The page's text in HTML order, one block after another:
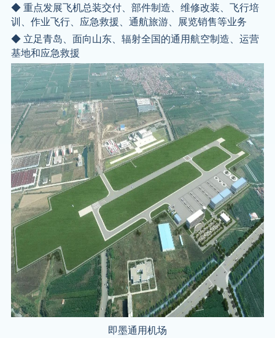
◆ 重点发展飞机总装交付、部件制造、维修改装、飞行培
训、作业飞行、应急救援、通航旅游、展览销售等业务
◆ 立足青岛、面向山东、辐射全国的通用航空制造、运营
基地和应急救援
即墨通用机场